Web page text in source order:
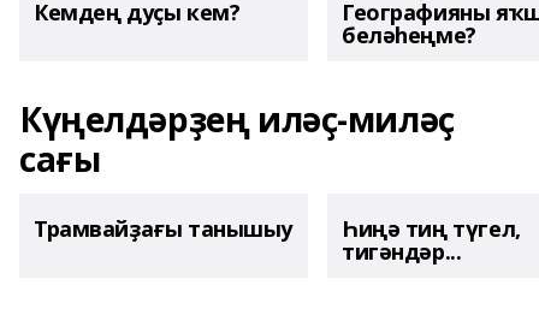
Кемдең дуҫы кем? Географияны
беләһеңме?
Күңелдәрҙең иләҫ-миләҫ
сағы
Трамвайҙағы танышыу Һиңә тиң түгел,
тигәндәр...